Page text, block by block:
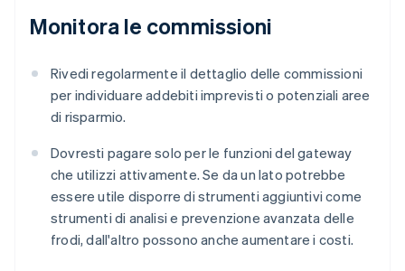
Monitora le commissioni
Rivedi regolarmente il dettaglio delle commissioni
per individuare addebiti imprevisti o potenziali aree
di risparmio.
Dovresti pagare solo per le funzioni del gateway
che utilizzi attivamente. Se da un lato potrebbe
essere utile disporre di strumenti aggiuntivi come
strumenti di analisi e prevenzione avanzata delle
frodi, dall'altro possono anche aumentare i costi.